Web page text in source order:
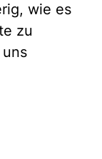
wie es
zu